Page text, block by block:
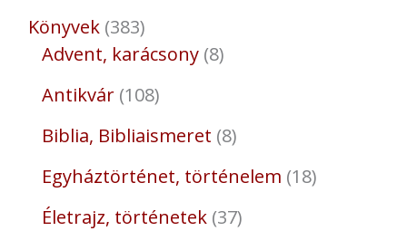
Könyvek 383
Advent, karácsony 8
Antikvár 108
Biblia, Bibliaismeret 8
Egyháztörténet, történelem 18
Életrajz, történetek 37